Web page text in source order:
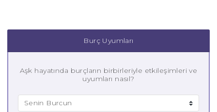
Burç Uyumları
Aşk hayatında burçların birbirleriyle etkileşimleri ve
uyumları nasıl?